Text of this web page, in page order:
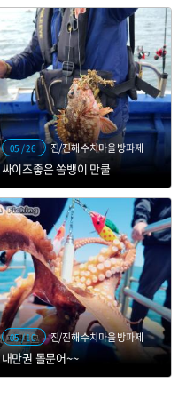
05 / 26 진/진해 수치마을 방파제
싸이즈좋은 쏨뱅이 만쿨
05 / 10 진/진해 수치마을 방파제
내만권 돌문어~~